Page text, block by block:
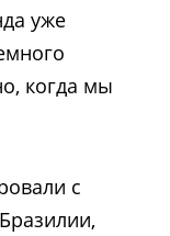
уже
когда мы
с